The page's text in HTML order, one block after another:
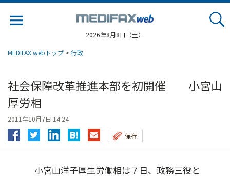
2026年8月8日（土）
MEDIFAX webトップ > 行政
社会保障改革推進本部を初開催 小宮山
厚労相
2011年10月7日 14:24
保存
小宮山洋子厚生労働相は７日、政務三役と